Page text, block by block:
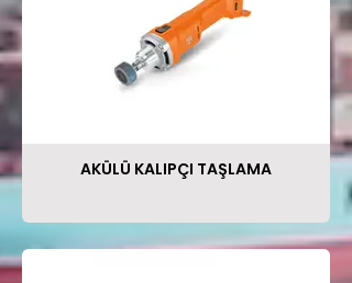
AKÜLÜ KALIPÇI TAŞLAMA